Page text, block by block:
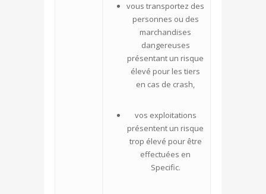
vous transportez des
personnes ou des
marchandises
dangereuses
présentant un risque
élevé pour les tiers
en cas de crash,
vos exploitations
présentent un risque
trop élevé pour être
effectuées en
Specific.